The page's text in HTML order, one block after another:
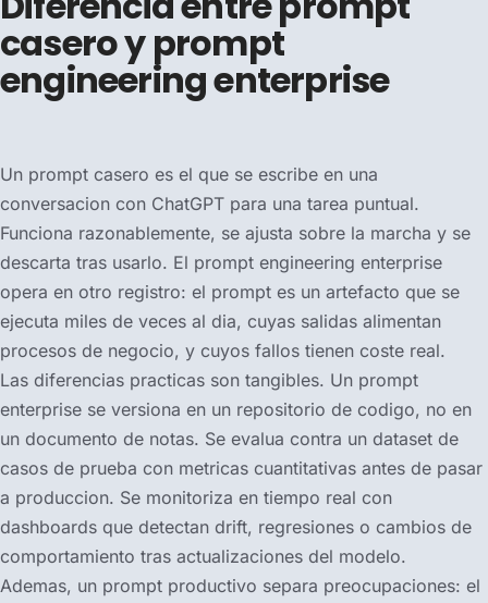
casero y prompt
engineering enterprise
Un prompt casero es el que se escribe en una
conversacion con ChatGPT para una tarea puntual.
Funciona razonablemente, se ajusta sobre la marcha y se
descarta tras usarlo. El prompt engineering enterprise
opera en otro registro: el prompt es un artefacto que se
ejecuta miles de veces al dia, cuyas salidas alimentan
procesos de negocio, y cuyos fallos tienen coste real.
Las diferencias practicas son tangibles. Un prompt
enterprise se versiona en un repositorio de codigo, no en
un documento de notas. Se evalua contra un dataset de
casos de prueba con metricas cuantitativas antes de pasar
a produccion. Se monitoriza en tiempo real con
dashboards que detectan drift, regresiones o cambios de
comportamiento tras actualizaciones del modelo.
Ademas, un prompt productivo separa preocupaciones: el